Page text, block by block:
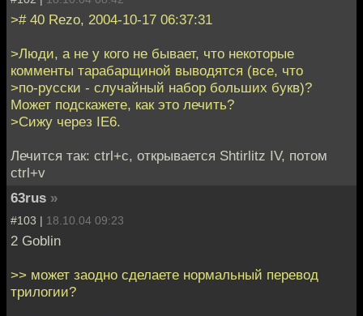
># 40 Rezo, 2004-10-17 06:37:31
>Люди, а не у кого не бывает, что некоторые
комменты тарабарщиной выводятся (все, что
>по-русски - случайный набор больших букв)?
Может подскажете, как это лечить?
>Сижу через IE6.
Лечится так: ctrl+c, открывается Shtirlitz IV, потом
ctrl+v
63rus »
#103 | 18.10.04 09:23
2 Goblin
>> может заодно сделаете нормальный перевод
трилогии?